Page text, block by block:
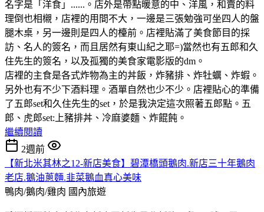
名字是「洋食」......。店外是帶點暖意的中、洋風，和賣的料
理倒也相櫬，店裡的用間不大，一邊是三張勉強可坐四人的盤
腿木桌，另一邊則是四人的檯前。店裡貼滿了美食節目的採
訪、名人的簽名，而且居然有東山紀之耶=)當然也有五郎和久
住先生的簽名，以及孤獨的美食家電影版的dm。
店裡的主食是各式炸物為主的丼飯，炸豬排、炸牡蠣、炸蝦。
另外也有不少下酒料理。酒單自然也少不少。店裡貼心的準備
了五郎set和久住先生的set，於是我決定這次照著五郎點。五
郎、虎郎set:上豬排丼、冷麻婆麵、炸餛飩。
繼續閱讀
2週前
【新北米其林之12-新店美食】碧潭橋頭鵝肉.新店三十年鵝肉
老店.鵝油蔥麵.韭菜鵝血真心美味
鴨肉/鵝肉/雞肉 國內旅遊